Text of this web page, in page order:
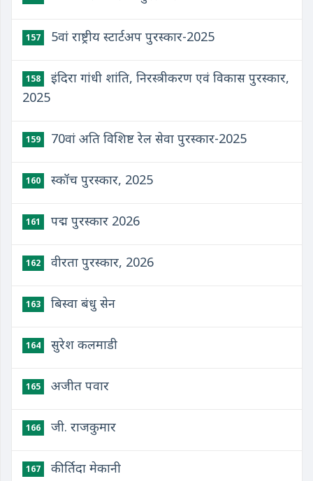
157 5वां राष्ट्रीय स्टार्टअप पुरस्कार-2025
158
इंदिरा गांधी शांति, निरस्त्रीकरण एवं विकास पुरस्कार,
2025
159 70वां अति विशिष्ट रेल सेवा पुरस्कार-2025
160 स्कॉच पुरस्कार, 2025
161 पद्म पुरस्कार 2026
162 वीरता पुरस्कार, 2026
163 बिस्वा बंधु सेन
164 सुरेश कलमाडी
165 अजीत पवार
166 जी. राजकुमार
167 कीर्तिदा मेकानी